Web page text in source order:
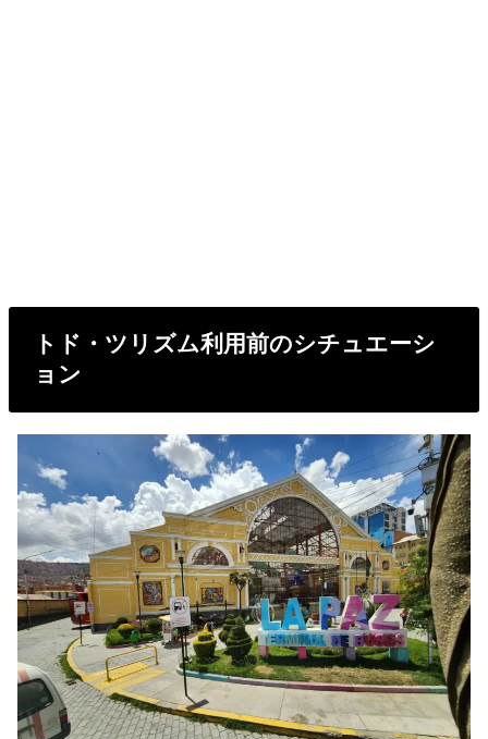
トド・ツリズム利用前のシチュエーシ
ョン